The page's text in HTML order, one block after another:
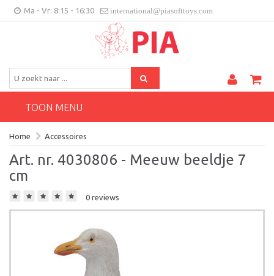
Ma - Vr: 8:15 - 16:30 international@piasofttoys.com
Klantenfeedback
BE/NL
TOON MENU
Home Accessoires
Art. nr. 4030806 - Meeuw beeldje 7
cm
0 reviews